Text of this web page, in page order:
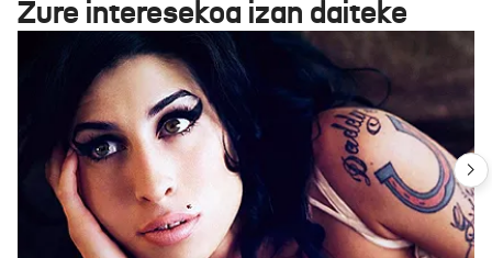
Zure interesekoa izan daiteke